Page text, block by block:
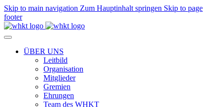
Skip to main navigation Zum Hauptinhalt springen Skip to page
footer
ÜBER UNS
Leitbild
Organisation
Mitglieder
Gremien
Ehrungen
Team des WHKT